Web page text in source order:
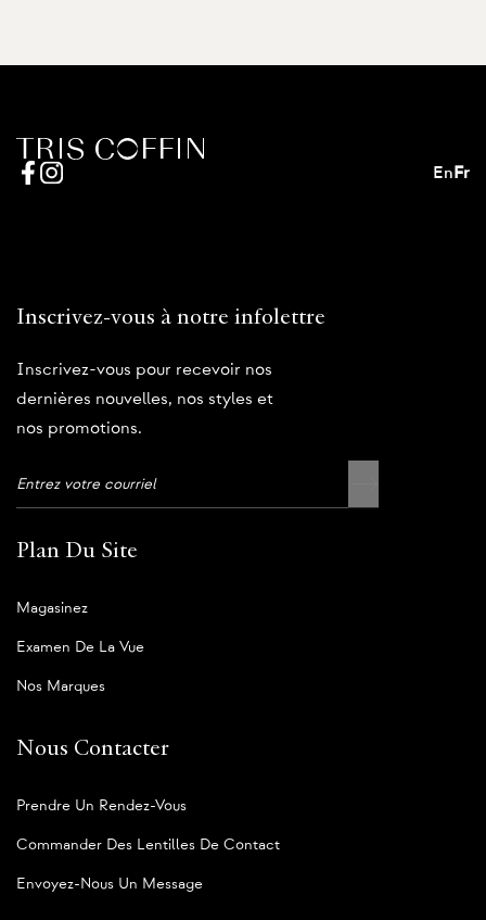
En Fr
Inscrivez-vous à notre infolettre
Inscrivez-vous pour recevoir nos
dernières nouvelles, nos styles et
nos promotions.
Plan Du Site
Magasinez
Examen De La Vue
Nos Marques
Nous Contacter
Prendre Un Rendez-Vous
Commander Des Lentilles De Contact
Envoyez-Nous Un Message